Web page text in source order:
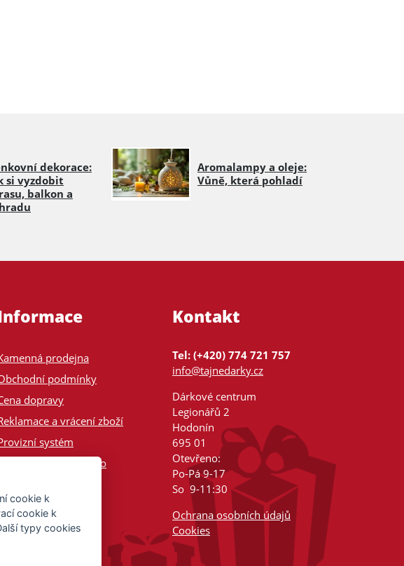
dekorace:
si vyzdobit
balkon a
Aromalampy a oleje:
Vůně, která pohladí
prodejna
podmínky
dopravy
a vrácení zboží
systém
Odeslání na Slovensko
Kontakt
Tel: (+420) 774 721 757
info@tajnedarky.cz
Dárkové centrum
Legionářů 2
Hodonín
695 01
Otevřeno:
Po-Pá 9-17
So 9-11:30
Ochrana osobních údajů
Cookies
cookie k
cookie k
typy cookies